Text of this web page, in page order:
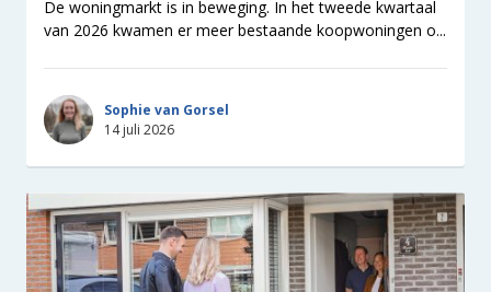
De woningmarkt is in beweging. In het tweede kwartaal
van 2026 kwamen er meer bestaande koopwoningen o...
Sophie van Gorsel
14 juli 2026